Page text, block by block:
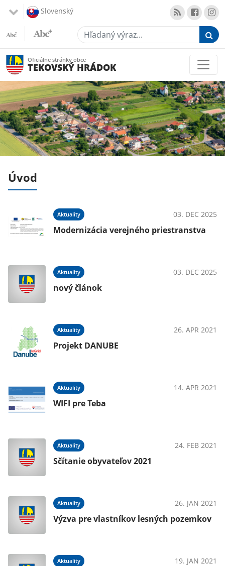
Slovenský
Hľadaný výraz...
Oficiálne stránky obce
TEKOVSKÝ HRÁDOK
Úvod
Aktuality 03. DEC 2025
Modernizácia verejného priestranstva
Aktuality 03. DEC 2025
nový článok
Aktuality 26. APR 2021
Projekt DANUBE
Aktuality 14. APR 2021
WIFI pre Teba
Aktuality 24. FEB 2021
Sčítanie obyvateľov 2021
Aktuality 26. JAN 2021
Výzva pre vlastníkov lesných pozemkov
Aktuality 19. JAN 2021